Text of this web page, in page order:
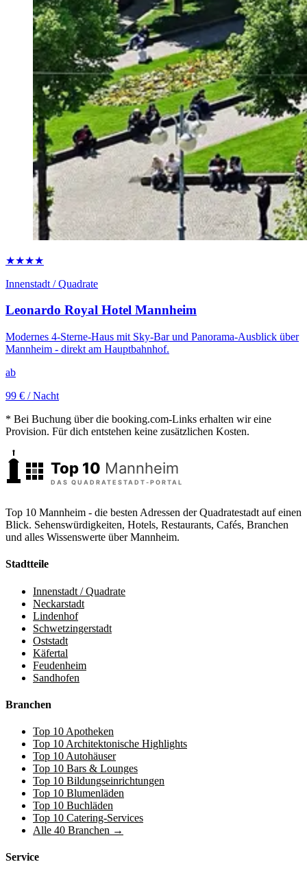
★★★★
Innenstadt / Quadrate
Leonardo Royal Hotel Mannheim
Modernes 4-Sterne-Haus mit Sky-Bar und Panorama-Ausblick über
Mannheim - direkt am Hauptbahnhof.
ab
99 € / Nacht
* Bei Buchung über die booking.com-Links erhalten wir eine
Provision. Für dich entstehen keine zusätzlichen Kosten.
Top 10 Mannheim - die besten Adressen der Quadratestadt auf einen
Blick. Sehenswürdigkeiten, Hotels, Restaurants, Cafés, Branchen
und alles Wissenswerte über Mannheim.
Stadtteile
Innenstadt / Quadrate
Neckarstadt
Lindenhof
Schwetzingerstadt
Oststadt
Käfertal
Feudenheim
Sandhofen
Branchen
Top 10 Apotheken
Top 10 Architektonische Highlights
Top 10 Autohäuser
Top 10 Bars & Lounges
Top 10 Bildungseinrichtungen
Top 10 Blumenläden
Top 10 Buchläden
Top 10 Catering-Services
Alle 40 Branchen →
Service